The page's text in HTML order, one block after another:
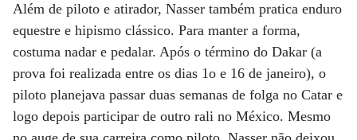
Além de piloto e atirador, Nasser também pratica enduro
equestre e hipismo clássico. Para manter a forma,
costuma nadar e pedalar. Após o término do Dakar (a
prova foi realizada entre os dias 1o e 16 de janeiro), o
piloto planejava passar duas semanas de folga no Catar e
logo depois participar de outro rali no México. Mesmo